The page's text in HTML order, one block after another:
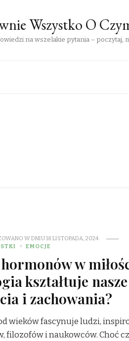
Wszystko O
na wszelakie pytania – poczytaj,
W DNIU18 LISTOPADA, 2024
EMOCJE
w
kształtuje nasze
i zachowania?
wieków fascynuje ludzi,
filozofów i naukowców. Choć